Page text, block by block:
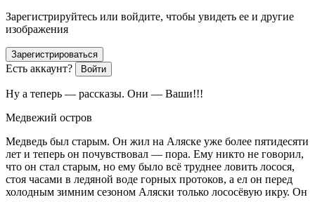
Зарегистрируйтесь или войдите, чтобы увидеть ее и другие
изображения
Зарегистрироваться
Есть аккаунт? Войти
Ну а теперь — рассказы. Они — Ваши!!!
Медвежий остров
Медведь был старым. Он жил на Аляске уже более пятидесяти
лет и теперь он почувствовал — пора. Ему никто не говорил,
что он стал старым, но ему было всё труднее ловить лосося,
стоя часами в ледяной воде горных протоков, а ел он перед
холодным зимним сезоном Аляски только лососёвую икру. Он